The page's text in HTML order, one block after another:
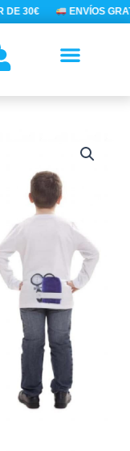
DE 30€ ENVÍOS